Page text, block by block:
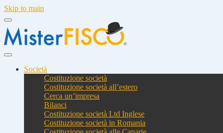
Skip to main
Società
Costituzione società
Costituzione società all’estero
Cerca un’impresa
Bilanci
Costituzione società Ltd Inglese
Costituzione società in Romania